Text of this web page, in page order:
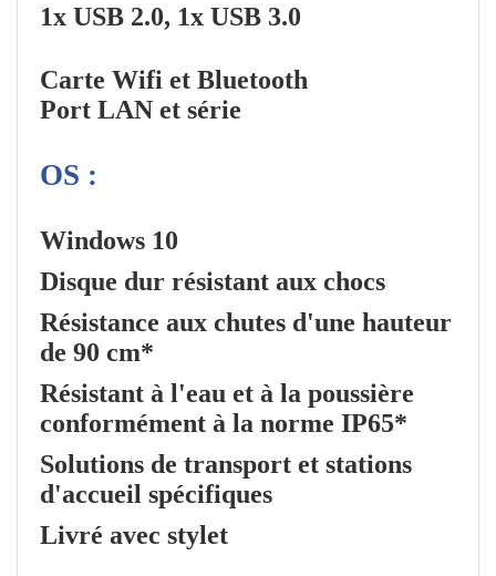
1x USB 2.0, 1x USB 3.0
Carte Wifi et Bluetooth
Port LAN et série
OS :
Windows 10
Disque dur résistant aux chocs
Résistance aux chutes d'une hauteur
de 90 cm*
Résistant à l'eau et à la poussière
conformément à la norme IP65*
Solutions de transport et stations
d'accueil spécifiques
Livré avec stylet